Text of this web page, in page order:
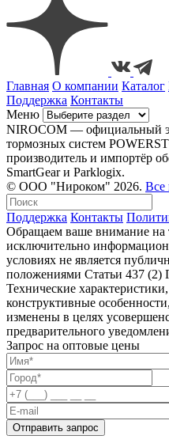
Главная О компании Каталог
Поддержка Контакты
Меню
NIROCOM — официальный
тормозных систем
производитель и импортёр
SmartGear и Parklogix.
© ООО "Нироком" 2026. Все
Поддержка Контакты
Обращаем ваше внимание на
исключительно
условиях не является
положениями Статьи 437 (2)
Технические
конструктивные
изменены в целях
предварительного
Запрос на оптовые цены